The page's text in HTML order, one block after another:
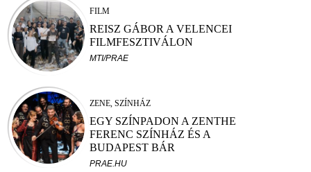
FILM
REISZ GÁBOR A VELENCEI
FILMFESZTIVÁLON
MTI/PRAE
ZENE, SZÍNHÁZ
EGY SZÍNPADON A ZENTHE
FERENC SZÍNHÁZ ÉS A
BUDAPEST BÁR
PRAE.HU